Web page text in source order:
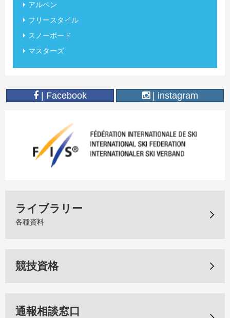
アルペン
フリースタイル
スノーボード
マスターズ
| Facebook | instagram
ライブラリー
各種資料
競技資格
通報相談窓口